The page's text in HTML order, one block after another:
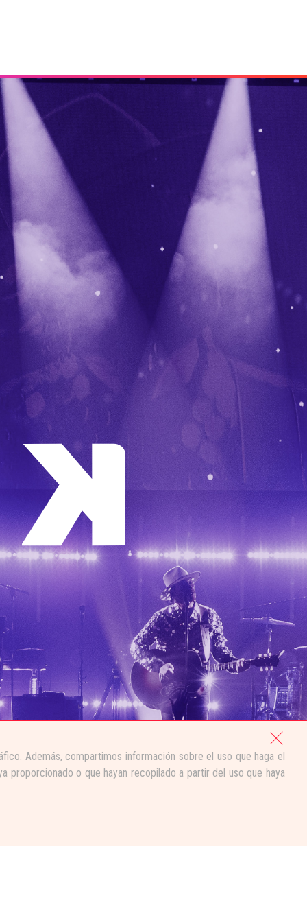
Además, compartimos información sobre el uso que haga el
proporcionado o que hayan recopilado a partir del uso que haya